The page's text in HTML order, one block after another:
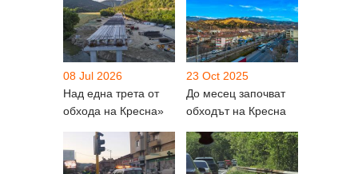
08 Jul 2026
Над една трета от
обхода на Кресна»
23 Oct 2025
До месец започват
обходът на Кресна